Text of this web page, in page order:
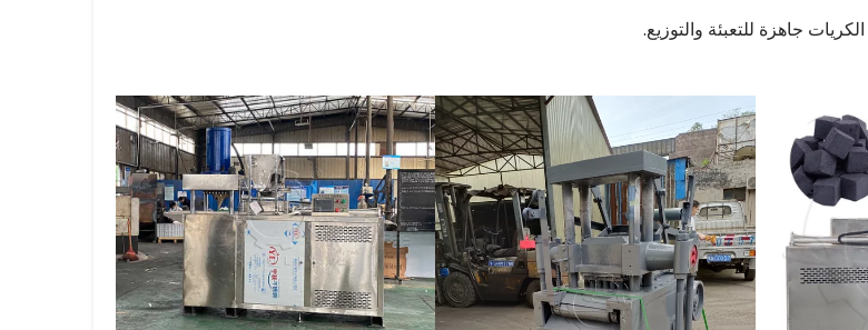
جاهزة للتعبئة والتوزيع.